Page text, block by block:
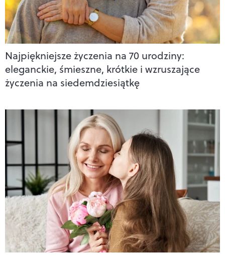
Najpiękniejsze życzenia na 70 urodziny:
eleganckie, śmieszne, krótkie i wzruszające
życzenia na siedemdziesiątkę